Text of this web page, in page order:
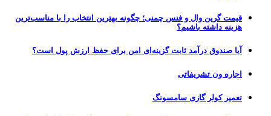
قیمت گرین وال و فنس چمنی؛ چگونه بهترین انتخاب را با مناسب‌ترین
هزینه داشته باشیم؟
آیا صندوق درآمد ثابت گزینه‌ای امن برای حفظ ارزش پول است؟
اجاره ون تشریفاتی
تعمیر کولر گازی سامسونگ